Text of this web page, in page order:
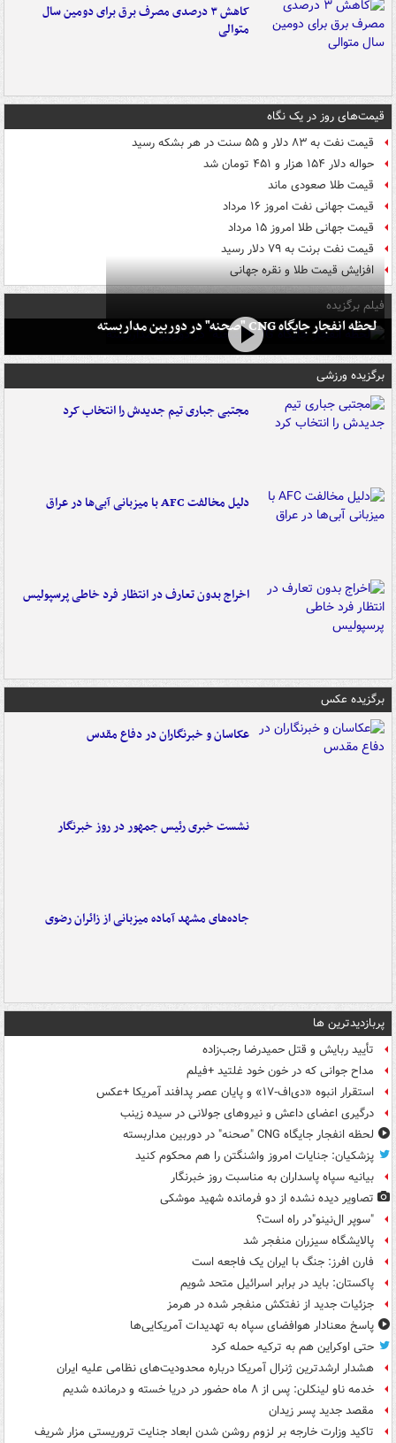
کاهش ۳ درصدی مصرف برق برای دومین سال
متوالی
قیمت‌های روز در یک نگاه
قیمت نفت به ۸۳ دلار و ۵۵ سنت در هر بشکه رسید
حواله دلار ۱۵۴ هزار و ۴۵۱ تومان شد
قیمت طلا صعودی ماند
قیمت جهانی نفت امروز ۱۶ مرداد
قیمت جهانی طلا امروز ۱۵ مرداد
قیمت نفت برنت به ۷۹ دلار رسید
افزایش قیمت طلا و نقره جهانی
فیلم برگزیده
لحظه انفجار جایگاه CNG "صحنه" در دوربین مداربسته
برگزیده ورزشی
مجتبی جباری تیم جدیدش را انتخاب کرد
دلیل مخالفت AFC با میزبانی آبی‌ها در عراق
اخراج بدون تعارف در انتظار فرد خاطی پرسپولیس
برگزیده عکس
عکاسان و خبرنگاران در دفاع مقدس
نشست خبری رئیس جمهور در روز خبرنگار
جاده‌های مشهد آماده میزبانی از زائران رضوی
پربازدیدترین ها
تأیید ربایش و قتل حمیدرضا رجب‌زاده
مداح جوانی که در خون خود غلتید +فیلم
استقرار انبوه «دی‌اف‑۱۷» و پایان عصر پدافند آمریکا +عکس
درگیری اعضای داعش و نیروهای جولانی در سیده زینب
لحظه انفجار جایگاه CNG "صحنه" در دوربین مداربسته
پزشکیان: جنایات امروز واشنگتن را هم محکوم کنید
بیانیه سپاه پاسداران به مناسبت روز خبرنگار
تصاویر دیده‌ نشده از دو فرمانده شهید موشکی
"سوپر ال‌نینو"در راه است؟
پالایشگاه سیزران منفجر شد
فارن افرز: جنگ با ایران یک فاجعه است
پاکستان: باید در برابر اسرائیل متحد شویم
جزئیات جدید از نفتکش منفجر شده در هرمز
پاسخ معنادار هوافضای سپاه به تهدیدات آمریکایی‌ها
حتی اوکراین هم به ترکیه حمله کرد
هشدار ارشدترین ژنرال آمریکا درباره محدودیت‌های نظامی علیه ایران
خدمه ناو لینکلن: پس از ۸ ماه حضور در دریا خسته و درمانده‌ شدیم
مقصد جدید پسر زیدان
تاکید وزارت خارجه بر لزوم روشن شدن ابعاد جنایت تروریستی مزار شریف